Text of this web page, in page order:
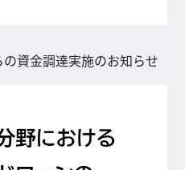
資金調達実施のお知らせ